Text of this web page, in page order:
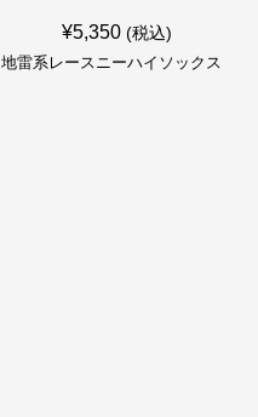
¥5,350 (税込)
地雷系レースニーハイソックス